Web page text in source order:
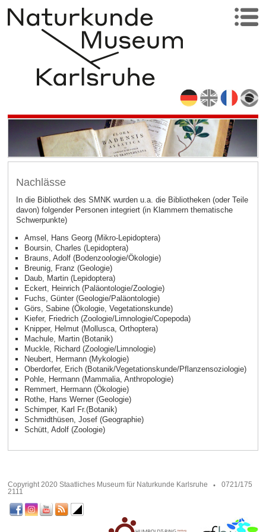
Nachlässe
In die Bibliothek des SMNK wurden u.a. die Bibliotheken (oder Teile
davon) folgender Personen integriert (in Klammern thematische
Schwerpunkte)
Amsel, Hans Georg (Mikro-Lepidoptera)
Boursin, Charles (Lepidoptera)
Brauns, Adolf (Bodenzoologie/Ökologie)
Breunig, Franz (Geologie)
Daub, Martin (Lepidoptera)
Eckert, Heinrich (Paläontologie/Zoologie)
Fuchs, Günter (Geologie/Paläontologie)
Görs, Sabine (Ökologie, Vegetationskunde)
Kiefer, Friedrich (Zoologie/Limnologie/Copepoda)
Knipper, Helmut (Mollusca, Orthoptera)
Machule, Martin (Botanik)
Muckle, Richard (Zoologie/Limnologie)
Neubert, Hermann (Mykologie)
Oberdorfer, Erich (Botanik/Vegetationskunde/Pflanzensoziologie)
Pohle, Hermann (Mammalia, Anthropologie)
Remmert, Hermann (Ökologie)
Rothe, Hans Werner (Geologie)
Schimper, Karl Fr.(Botanik)
Schmidthüsen, Josef (Geographie)
Schütt, Adolf (Zoologie)
Copyright 2020 Staatliches Museum für Naturkunde Karlsruhe
0721/175
2111